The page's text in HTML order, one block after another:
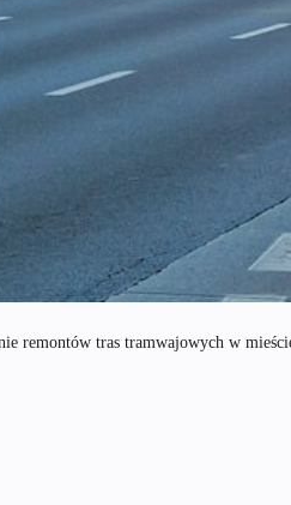
remontów tras tramwajowych w